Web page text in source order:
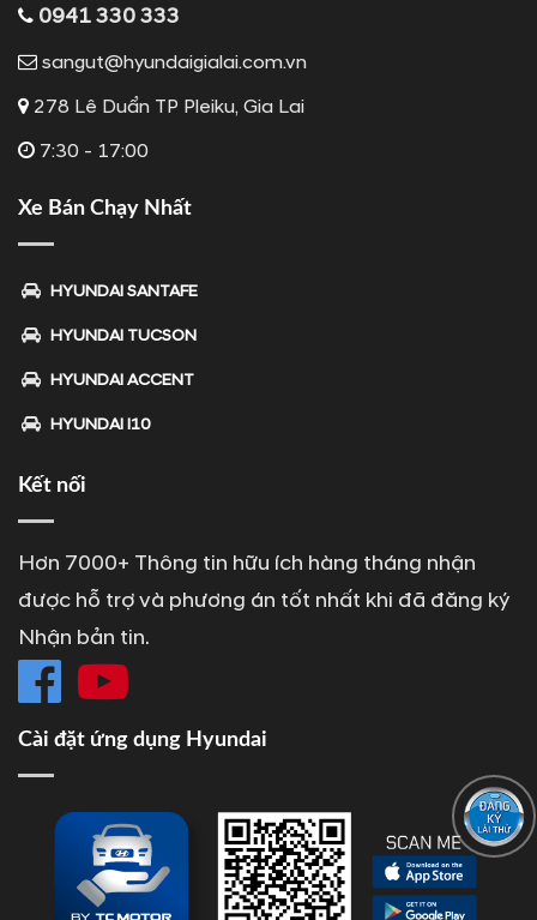
0941 330 333
sangut@hyundaigialai.com.vn
278 Lê Duẩn TP Pleiku, Gia Lai
7:30 - 17:00
Xe Bán Chạy Nhất
HYUNDAI SANTAFE
HYUNDAI TUCSON
HYUNDAI ACCENT
HYUNDAI I10
Kết nối
Hơn 7000+ Thông tin hữu ích hàng tháng nhận
được hỗ trợ và phương án tốt nhất khi đã đăng ký
Nhận bản tin.
Cài đặt ứng dụng Hyundai